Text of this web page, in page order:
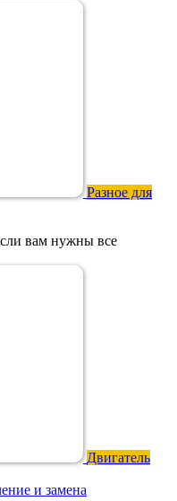
Разное для
вам нужны все
Двигатель
и замена